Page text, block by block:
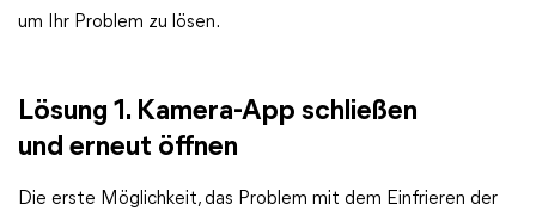
um Ihr Problem zu lösen.
Lösung 1. Kamera-App schließen
und erneut öffnen
Die erste Möglichkeit, das Problem mit dem Einfrieren der